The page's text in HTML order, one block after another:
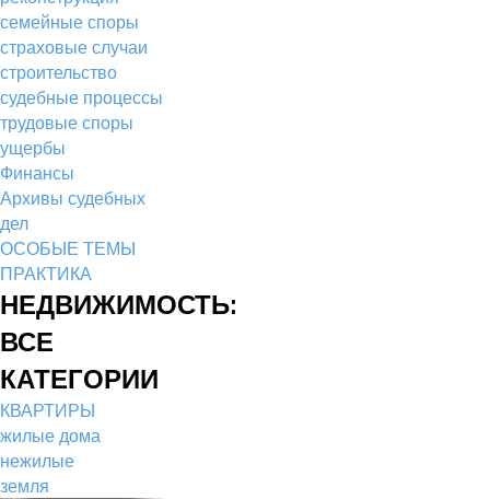
семейные споры
страховые случаи
строительство
судебные процессы
трудовые споры
ущербы
Финансы
Архивы судебных
дел
ОСОБЫЕ ТЕМЫ
ПРАКТИКА
НЕДВИЖИМОСТЬ:
ВСЕ
КАТЕГОРИИ
КВАРТИРЫ
жилые дома
нежилые
земля